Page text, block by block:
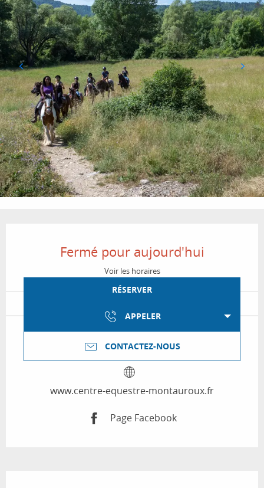
Fermé pour aujourd'hui
Voir les horaires
RÉSERVER
APPELER
CONTACTEZ-NOUS
www.centre-equestre-montauroux.fr
Page Facebook